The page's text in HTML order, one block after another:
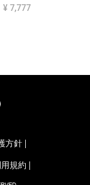
¥ 7,777
方針
規約